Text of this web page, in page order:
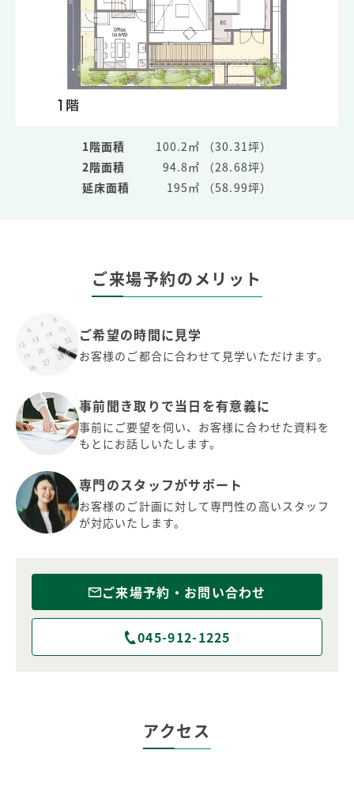
1階面積
100.2㎡ （30.31坪）
2階面積
94.8㎡ （28.68坪）
延床面積
195㎡ （58.99坪）
ご来場予約のメリット
ご希望の時間に見学
お客様のご都合に合わせて見学いただけます。
事前聞き取りで当日を有意義に
事前にご要望を伺い、お客様に合わせた資料を
もとにお話しいたします。
専門のスタッフがサポート
お客様のご計画に対して専門性の高いスタッフ
が対応いたします。
ご来場予約・お問い合わせ
045-912-1225
アクセス